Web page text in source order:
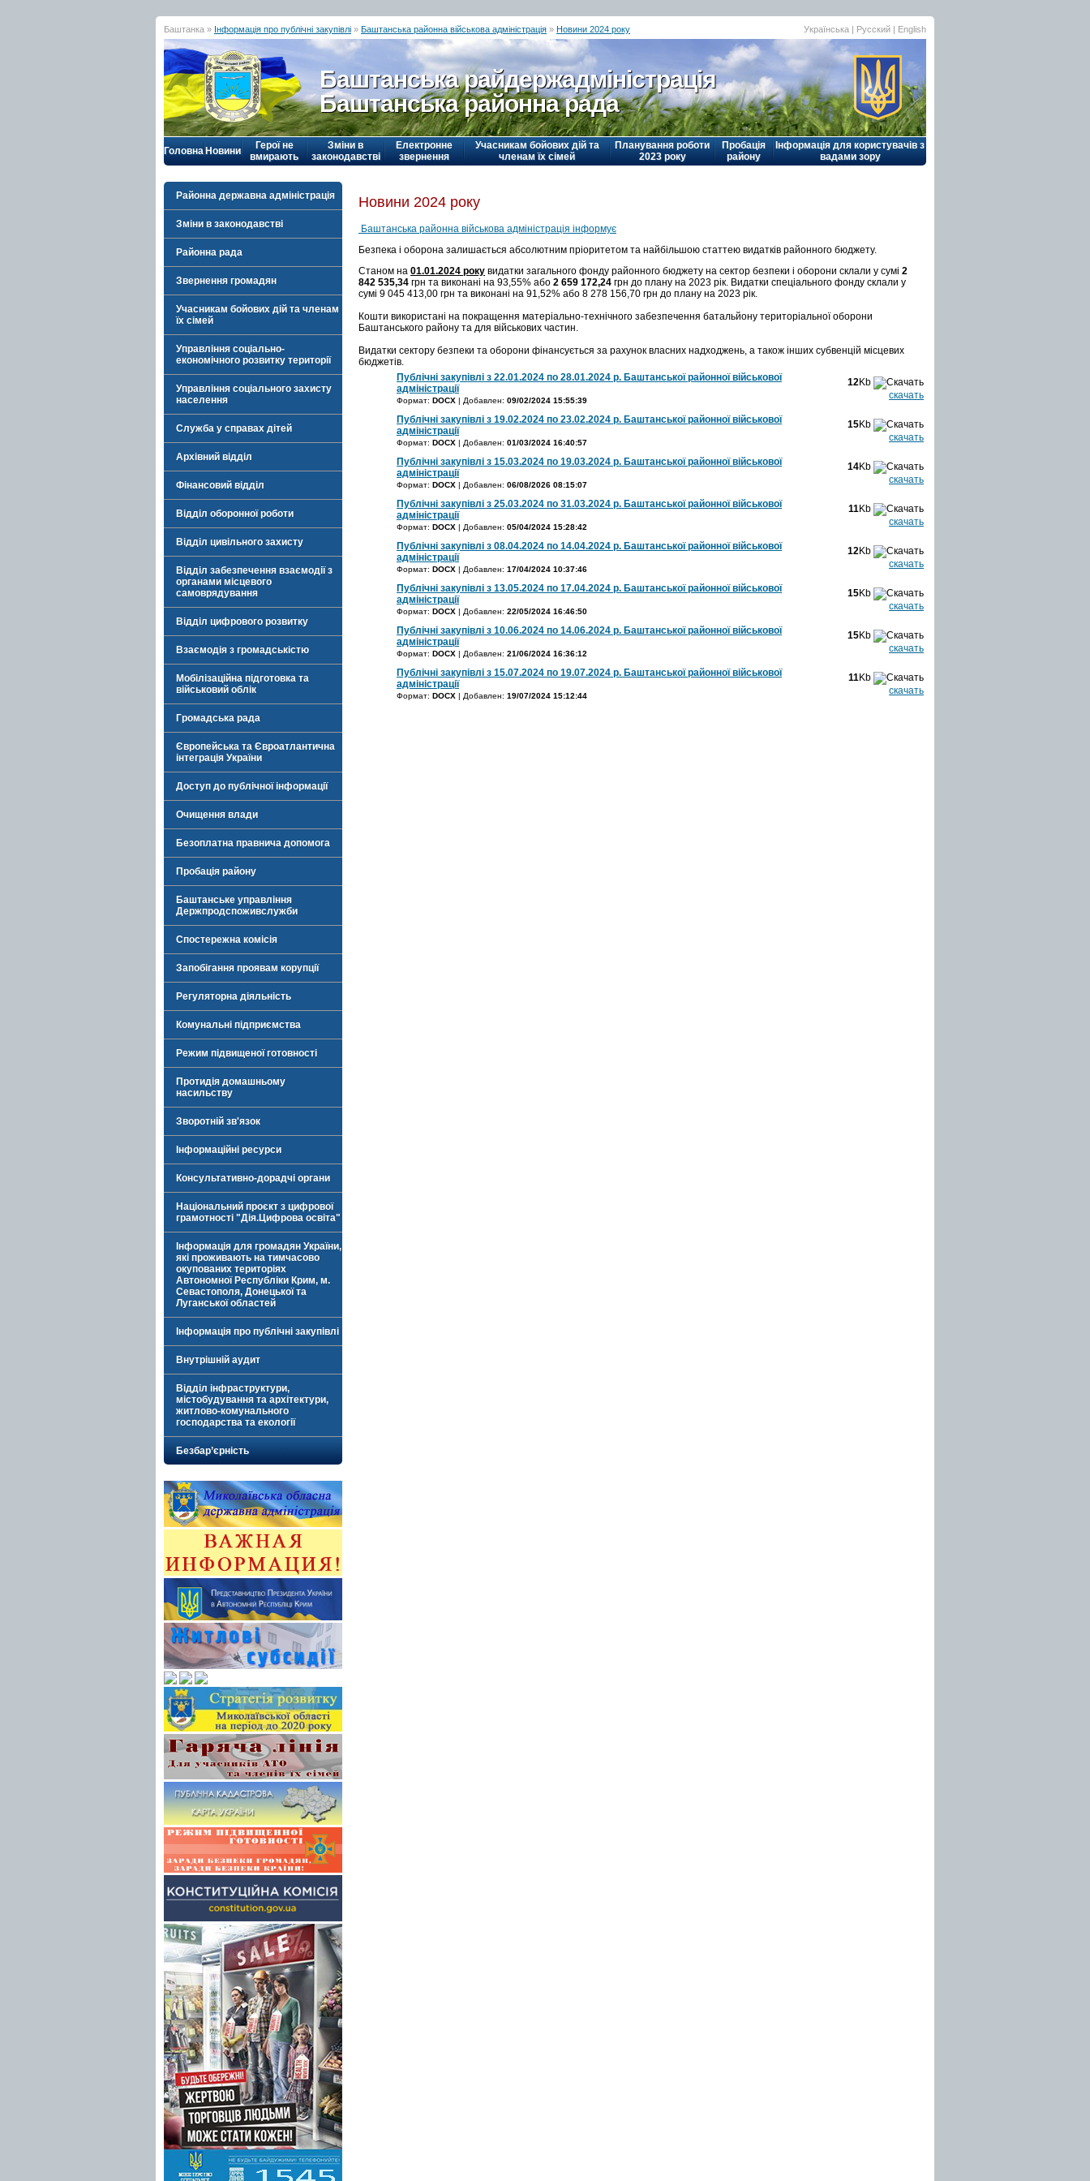
Баштанка » Інформація про публічні закупівлі » Баштанська районна військова адміністрація » Новини 2024 року Українська | Русский | English
Баштанська райдержадміністрація
Баштанська районна рада
Головна Новини
Герої не
вмирають
Зміни в
законодавстві
Електронне
звернення
Учасникам бойових дій та
членам їх сімей
Планування роботи
2023 року
Пробація
району
Інформація для користувачів з
вадами зору
Районна державна адміністрація
Зміни в законодавстві
Районна рада
Звернення громадян
Учасникам бойових дій та членам
їх сімей
Управління соціально-
економічного розвитку території
Управління соціального захисту
населення
Служба у справах дітей
Архівний відділ
Фінансовий відділ
Відділ оборонної роботи
Відділ цивільного захисту
Відділ забезпечення взаємодії з
органами місцевого
самоврядування
Відділ цифрового розвитку
Взаємодія з громадськістю
Мобілізаційна підготовка та
військовий облік
Громадська рада
Європейська та Євроатлантична
інтеграція України
Доступ до публічної інформації
Очищення влади
Безоплатна правнича допомога
Пробація району
Баштанське управління
Держпродспоживслужби
Спостережна комісія
Запобігання проявам корупції
Регуляторна діяльність
Комунальні підприємства
Режим підвищеної готовності
Протидія домашньому
насильству
Зворотній зв'язок
Інформаційні ресурси
Консультативно-дорадчі органи
Національний проєкт з цифрової
грамотності "Дія.Цифрова освіта"
Інформація для громадян України,
які проживають на тимчасово
окупованих територіях
Автономної Республіки Крим, м.
Севастополя, Донецької та
Луганської областей
Інформація про публічні закупівлі
Внутрішній аудит
Відділ інфраструктури,
містобудування та архітектури,
житлово-комунального
господарства та екології
Безбар’єрність
Новини 2024 року
Баштанська районна військова адміністрація інформує
Безпека і оборона залишається абсолютним пріоритетом та найбільшою статтею видатків районного бюджету.
Станом на 01.01.2024 року видатки загального фонду районного бюджету на сектор безпеки і оборони склали у сумі 2
842 535,34 грн та виконані на 93,55% або 2 659 172,24 грн до плану на 2023 рік. Видатки спеціального фонду склали у
сумі 9 045 413,00 грн та виконані на 91,52% або 8 278 156,70 грн до плану на 2023 рік.
Кошти використані на покращення матеріально-технічного забезпечення батальйону територіальної оборони
Баштанського району та для військових частин.
Видатки сектору безпеки та оборони фінансується за рахунок власних надходжень, а також інших субвенцій місцевих
бюджетів.
Публічні закупівлі з 22.01.2024 по 28.01.2024 р. Баштанської районної військової
адміністрації
Формат: DOCX | Добавлен: 09/02/2024 15:55:39
12Kb
скачать
Публічні закупівлі з 19.02.2024 по 23.02.2024 р. Баштанської районної військової
адміністрації
Формат: DOCX | Добавлен: 01/03/2024 16:40:57
15Kb
скачать
Публічні закупівлі з 15.03.2024 по 19.03.2024 р. Баштанської районної військової
адміністрації
Формат: DOCX | Добавлен: 06/08/2026 08:15:07
14Kb
скачать
Публічні закупівлі з 25.03.2024 по 31.03.2024 р. Баштанської районної військової
адміністрації
Формат: DOCX | Добавлен: 05/04/2024 15:28:42
11Kb
скачать
Публічні закупівлі з 08.04.2024 по 14.04.2024 р. Баштанської районної військової
адміністрації
Формат: DOCX | Добавлен: 17/04/2024 10:37:46
12Kb
скачать
Публічні закупівлі з 13.05.2024 по 17.04.2024 р. Баштанської районної військової
адміністрації
Формат: DOCX | Добавлен: 22/05/2024 16:46:50
15Kb
скачать
Публічні закупівлі з 10.06.2024 по 14.06.2024 р. Баштанської районної військової
адміністрації
Формат: DOCX | Добавлен: 21/06/2024 16:36:12
15Kb
скачать
Публічні закупівлі з 15.07.2024 по 19.07.2024 р. Баштанської районної військової
адміністрації
Формат: DOCX | Добавлен: 19/07/2024 15:12:44
11Kb
скачать